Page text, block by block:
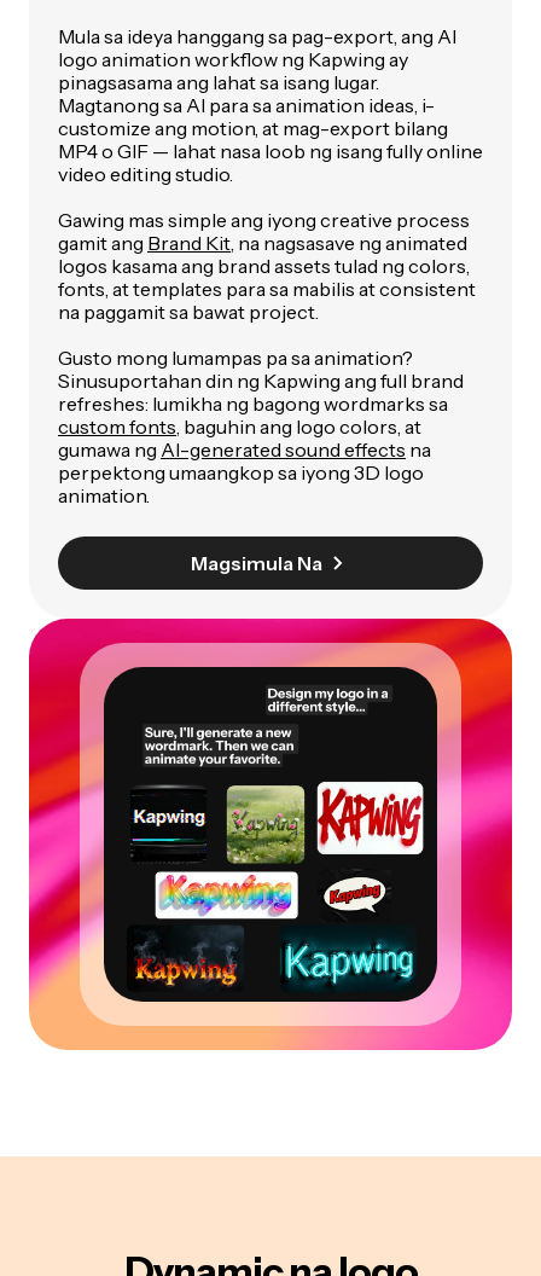
Mula sa ideya hanggang sa pag-export, ang AI
logo animation workflow ng Kapwing ay
pinagsasama ang lahat sa isang lugar.
Magtanong sa AI para sa animation ideas, i-
customize ang motion, at mag-export bilang
MP4 o GIF — lahat nasa loob ng isang fully online
video editing studio.
Gawing mas simple ang iyong creative process
gamit ang Brand Kit, na nagsasave ng animated
logos kasama ang brand assets tulad ng colors,
fonts, at templates para sa mabilis at consistent
na paggamit sa bawat project.
Gusto mong lumampas pa sa animation?
Sinusuportahan din ng Kapwing ang full brand
refreshes: lumikha ng bagong wordmarks sa
custom fonts, baguhin ang logo colors, at
gumawa ng AI-generated sound effects na
perpektong umaangkop sa iyong 3D logo
animation.
Magsimula Na